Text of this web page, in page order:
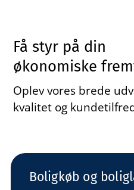
Få styr på din
økonomiske
Oplev vores brede
kvalitet og
Boligkøb og